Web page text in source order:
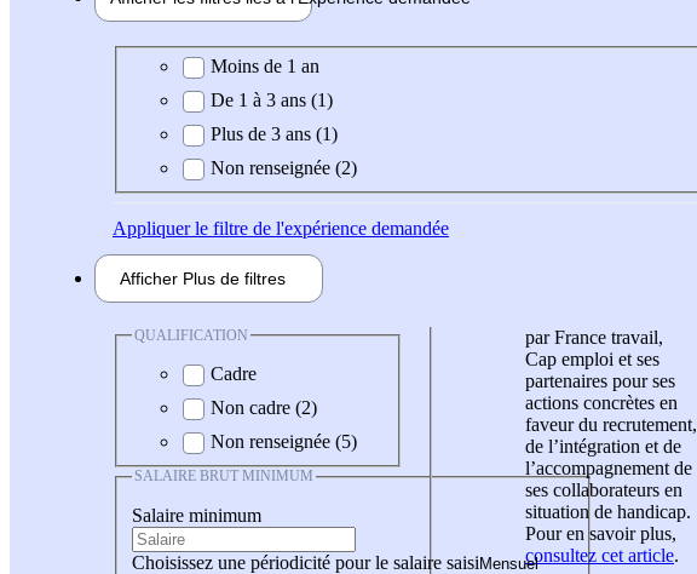
Expérience demandée
Moins de 1 an
De 1 à 3 ans (1)
Plus de 3 ans (1)
Non renseignée (2)
Appliquerle filtre de l'expérience demandée
Afficher Plus de filtres
QUALIFICATION
Cadre
Non cadre (2)
Non renseignée (5)
SALAIRE BRUT MINIMUM
Salaire minimum
Choisissez une périodicité pour le salaire saisi
par France travail,
Cap emploi et ses
partenaires pour ses
actions concrètes en
faveur du recrutement,
de l’intégration et de
l’accompagnement de
ses collaborateurs en
situation de handicap.
Pour en savoir plus,
consultez cet article.